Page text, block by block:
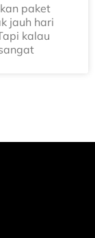
paket
jauh hari
kalau